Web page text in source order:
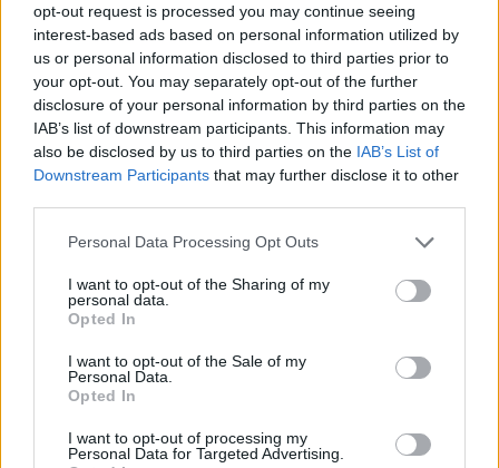
opt-out request is processed you may continue seeing
interest-based ads based on personal information utilized by
us or personal information disclosed to third parties prior to
your opt-out. You may separately opt-out of the further
disclosure of your personal information by third parties on the
IAB’s list of downstream participants. This information may
also be disclosed by us to third parties on the IAB’s List of
Downstream Participants that may further disclose it to other
Please note that this website/app uses one or more Google
not limited to your visit or usage behaviour. You may click to
grant or deny consent to Google and its third-party tags to
use your data for below specified purposes in below Google
consent section.
Personal Data Processing Opt Outs
I want to opt-out of the Sharing of my
personal data.
Opted In
I want to opt-out of the Sale of my
Personal Data.
Opted In
I want to opt-out of processing my
Personal Data for Targeted Advertising.
Amennyiben olyan tartalmat szán nekünk, amely
nem kategorizálható be a fenti rovatrend szerint,
kérjük küldje azt alead@szinhaz.hucímre.
A műsorváltozásokkal kapcsolatos információkat
musorvaltozas@szinhaz.huemailcímre várjuk.
információkat:
a. Mikor és hol lesz az előadás
b. Hol lehet jegyet venni
Színház neve etc.)
fényképeit előadásáról, szinopszist,